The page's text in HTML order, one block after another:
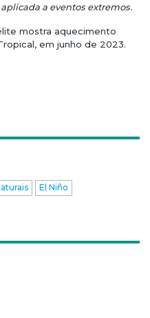
a eventos extremos.
mostra aquecimento
em junho de 2023.
El Niño
Threads
no WhatsApp
no LinkedIn